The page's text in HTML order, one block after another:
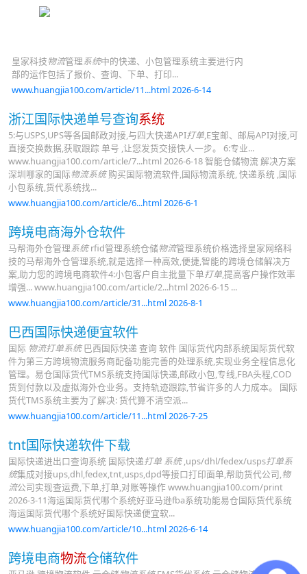
皇家科技物流管理系统中的快递、小包管理系统主要进行内
部的运作包括了报价、查询、下单、打印...
www.huangjia100.com/article/11...html 2026-6-14
浙江国际快递单号查询系统
5:与USPS,UPS等各国邮政对接,与四大快递API打单,E宝邮、邮局API对接,可
直接交换数据,获取跟踪 单号 ,让您发货交接快人一步。 6:专业...
www.huangjia100.com/article/7...html 2026-6-18 智能仓储物流 解决方案
深圳哪家的国际物流系统购买国际物流软件,国际物流系统, 快递系统 ,国际
小包系统,货代系统找...
www.huangjia100.com/article/6...html 2026-6-1
跨境电商海外仓软件
马帮海外仓管理系统rfid管理系统仓储物流管理系统价格选择皇家网络科
技的马帮海外仓管理系统,就是选择一种高效,便捷,智能的跨境仓储解决方
案,助力您的跨境电商软件4:小包客户自主批量下单打单,提高客户操作效率
增强... www.huangjia100.com/article/2...html 2026-6-15 ...
www.huangjia100.com/article/31...html 2026-8-1
巴西国际快递便宜软件
国际 物流打单系统巴西国际快递 查询 软件 国际货代内部系统国际货代软
件为第三方跨境物流服务商配备功能完善的处理系统,实现业务全程信息化
管理。易仓国际货代TMS系统支持国际快递,邮政小包,专线,FBA头程,COD
货到付款以及虚拟海外仓业务。支持轨迹跟踪,节省许多的人力成本。 国际
货代TMS系统主要为了解决: 货代算不清空派...
www.huangjia100.com/article/11...html 2026-7-25
tnt国际快递软件下载
国际快递进出口查询系统 国际快递打单 系统,ups/dhl/fedex/usps打单系
统集成对接ups,dhl,fedex,tnt,usps,dpd等接口打印面单,帮助货代公司,物
流公司实现查运费,下单,打单,对账等操作 www.huangjia100.com/print
2026-3-11海运国际货代哪个系统好亚马逊fba系统功能易仓国际货代系统
海运国际货代哪个系统好国际快递便宜软...
www.huangjia100.com/article/10...html 2026-6-14
跨境电商物流仓储软件